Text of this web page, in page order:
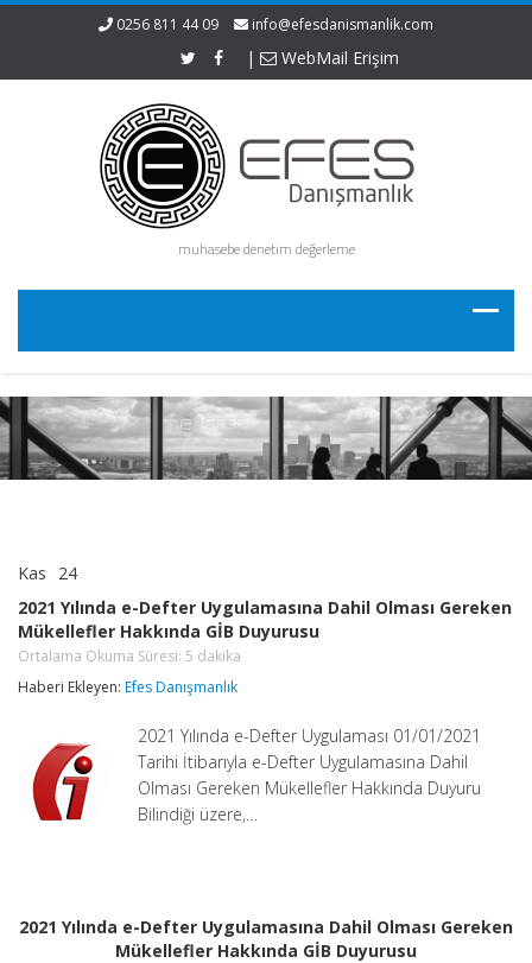
0256 811 44 09 info@efesdanismanlik.com
| WebMail Erişim
muhasebe denetim değerleme
Kas 24
e-
Defter
Uygulamasına
Olması
Mükellefler
Hakkında
Duyurusu
Ortalama
2021 Yılında e-Defter Uygulamasına Dahil Olması Gereken
Mükellefler Hakkında GİB Duyurusu
Ortalama Okuma Süresi: 5 dakika
Haberi Ekleyen: Efes Danışmanlık
2021 Yılında e-Defter Uygulaması 01/01/2021
Tarihi İtibarıyla e-Defter Uygulamasına Dahil
Olması Gereken Mükellefler Hakkında Duyuru
Bilindiği üzere,…
2021 Yılında e-Defter Uygulamasına Dahil Olması Gereken
Mükellefler Hakkında GİB Duyurusu